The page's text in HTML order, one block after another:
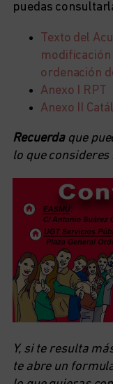
puedas
Texto del
ordenación
Anexo I RPT
Anexo II
Recuerdaque
lo que
Y, si te resulta
te abre un